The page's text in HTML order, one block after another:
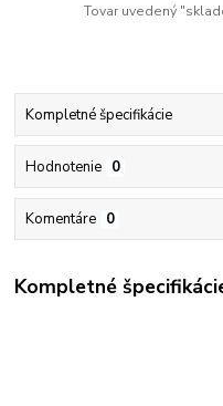
Tovar uvedený
Kompletné špecifikácie
Hodnotenie 0
Komentáre 0
Kompletné